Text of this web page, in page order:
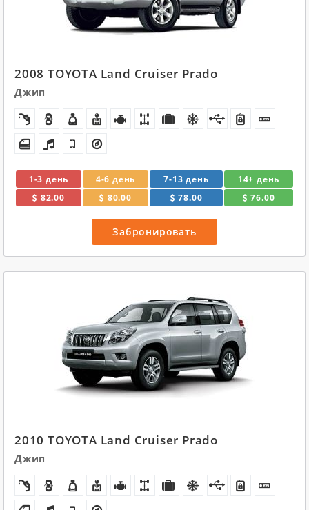
2008 TOYOTA Land Cruiser Prado
Джип
1-3 день 4-6 день 7-13 день
14+ день
82.00
80.00 78.00 76.00
Забронировать
2010 TOYOTA Land Cruiser Prado
Джип